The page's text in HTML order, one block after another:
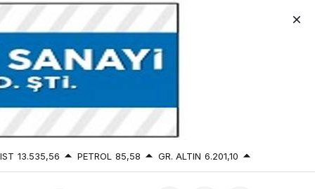
13.535,56 PETROL 85,58 GR. ALTIN 6.201,10